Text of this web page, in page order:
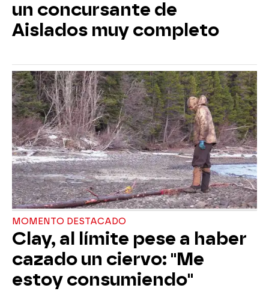
un concursante de
Aislados muy completo
MOMENTO DESTACADO
Clay, al límite pese a haber
cazado un ciervo: "Me
estoy consumiendo"